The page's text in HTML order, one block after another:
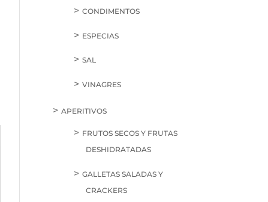
CONDIMENTOS
ESPECIAS
SAL
VINAGRES
APERITIVOS
FRUTOS SECOS Y FRUTAS
DESHIDRATADAS
GALLETAS SALADAS Y
CRACKERS